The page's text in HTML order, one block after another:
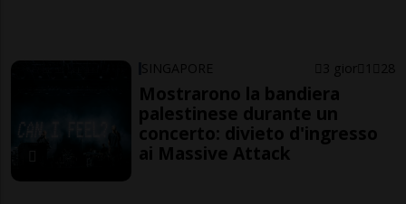
SINGAPORE 3 gior 1 28
Mostrarono la bandiera
palestinese durante un
concerto: divieto d'ingresso
ai Massive Attack